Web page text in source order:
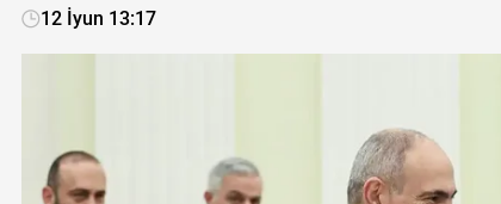
12 İyun 13:17